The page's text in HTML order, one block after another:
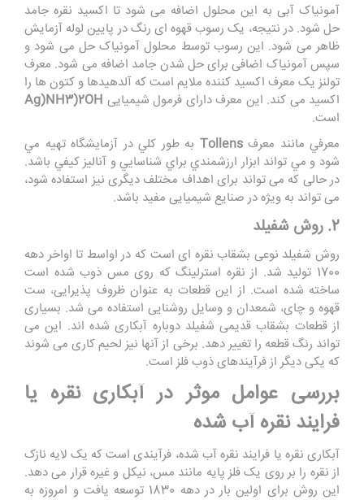
آمونیاک آبی به این محلول اضافه می شود تا اکسید نقره جامد
حل شود. در نتیجه، یک رسوب قهوه ای رنگ در پایین لوله آزمایش
ظاهر می شود. این رسوب توسط محلول آمونیاک حل می شود و
سپس آمونیاک اضافی برای حل شدن جامد اضافه می شود. معرف
تولنز یک معرف اکسید کننده ملایم است که آلدهیدها و کتون ها را
اکسید می کند. این معرف دارای فرمول شیمیایی Ag)NH3)2OH
است.
معرفي مانند معرفTollens به طور كلي در آزمايشگاه تهيه مي
شود و مي تواند ابزار ارزشمندي براي شناسايي و آناليز كيفي باشد.
در حالی که می تواند برای اهداف مختلف دیگری نیز استفاده شود،
می تواند به ویژه در صنایع شیمیایی مفید باشد.
2. روش شفیلد
روش شفیلد نوعی بشقاب نقره ای است که در اواسط تا اواخر دهه
1700 تولید شد. از نقره استرلینگ که روی مس ذوب شده است
ساخته شده است. از این قطعات به عنوان ظروف پذیرایی، ست
قهوه و چای، شمعدان و وسایل روشنایی استفاده می شد. بسیاری
از قطعات بشقاب قدیمی شفیلد دوباره آبکاری شده اند. این می
تواند رنگ قطعه را تغییر دهد. برخی از آنها نیز لحیم کاری می شوند
که یکی دیگر از فرآیندهای ذوب فلز است.
بررسی عوامل موثر در آبکاری نقره یا
فرایند نقره آب شده
آبکاری نقره یا فرایند نقره آب شده، فرآیندی است که یک لایه نازک
از نقره را بر روی یک فلز پایه مانند مس، نیکل و غیره قرار می دهد.
این روش برای اولین بار در دهه 1830 توسعه یافت و امروزه به